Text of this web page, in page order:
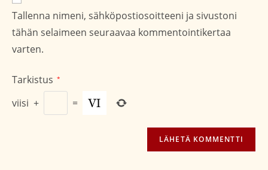
osoite/URL
(valinnainen)
Tallenna nimeni, sähköpostiosoitteeni ja sivustoni
tähän selaimeen seuraavaa kommentointikertaa
varten.
Tarkistus *
viisi + =